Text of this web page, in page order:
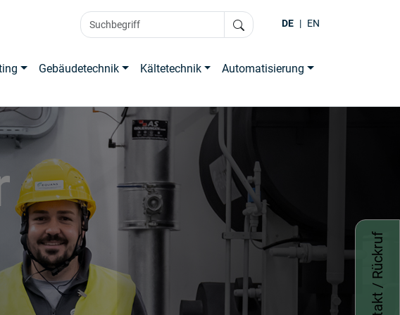
DE | EN
Gebäudetechnik Kältetechnik Automatisierung
Kontakt / Rückruf